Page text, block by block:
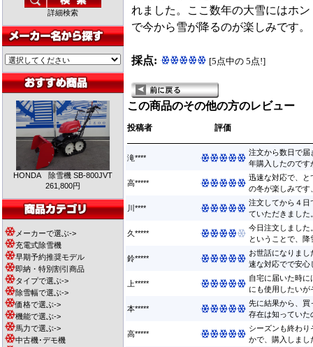
詳細検索
HONDA 除雪機 SB-800JVT
261,800円
メーカーで選ぶ->
充電式除雪機
早期予約推奨モデル
即納・特別割引商品
タイプで選ぶ->
除雪幅で選ぶ->
価格で選ぶ->
機能で選ぶ->
馬力で選ぶ->
中古機･デモ機
れました。ここ数年の大雪にはホ
で今から雪が降るのが楽しみです。
採点: [5点中の 5点!]
この商品のその他の方のレビュー
投稿者 評価
滝****
注文から数日で届
年購入したのです
高*****
迅速な対応で、と
の冬が楽しみです
川****
注文してから４日
ていただきました
久*****
今日注文しました
ということで、
鈴*****
お世話になりま
速な対応でで安心
上*****
自宅に届いた時
にも使用したい
本*****
先に結果から、買
存在は知っていた
高*****
シーズンも終わ
かで、購入しまし